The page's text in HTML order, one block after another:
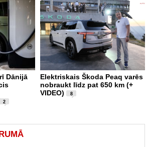
Dānijā
2
Elektriskais Škoda Peaq varēs
nobraukt līdz pat 650 km (+
VIDEO)
8